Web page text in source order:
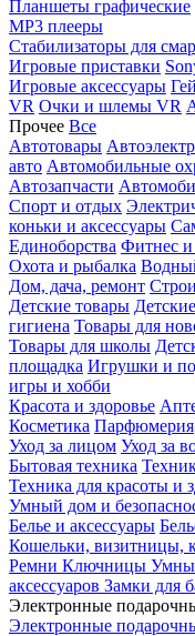
Планшеты графические
MP3 плееры
Стабилизаторы для
Игровые приставки
Игровые аксессуары
VR Очки и шлемы VR
Прочее Все
Автотовары
авто Автомобильные
Автозапчасти
Спорт и отдых
коньки и аксессуары
Единоборства Фитнес
Охота и рыбалка
Дом, дача, ремонт
Детские товары
гигиена Товары для
Товары для школы
площадка Игрушки и
игры и хобби
Красота и здоровье
Косметика Парфюмерия
Уход за лицом Уход за
Бытовая техника
Техника для красоты и
Умный дом и
Белье и аксессуары
Кошельки, визитницы,
Ремни Ключницы
аксессуаров Замки для
Электронные
Электронные